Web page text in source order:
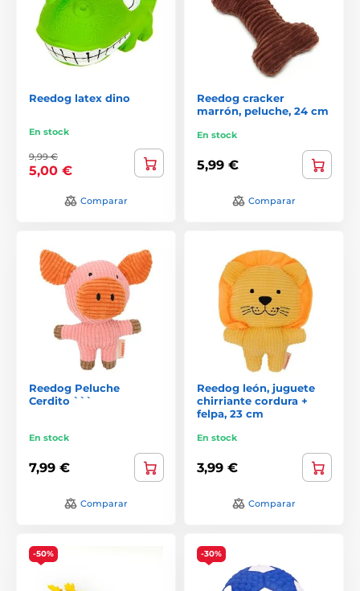
Reedog latex dino
En stock
9,99 €
5,00 €
Comparar
Reedog cracker
marrón, peluche, 24 cm
En stock
5,99 €
Comparar
Reedog Peluche
Cerdito ```
En stock
7,99 €
Comparar
Reedog león, juguete
chirriante cordura +
felpa, 23 cm
En stock
3,99 €
Comparar
-50% -30%